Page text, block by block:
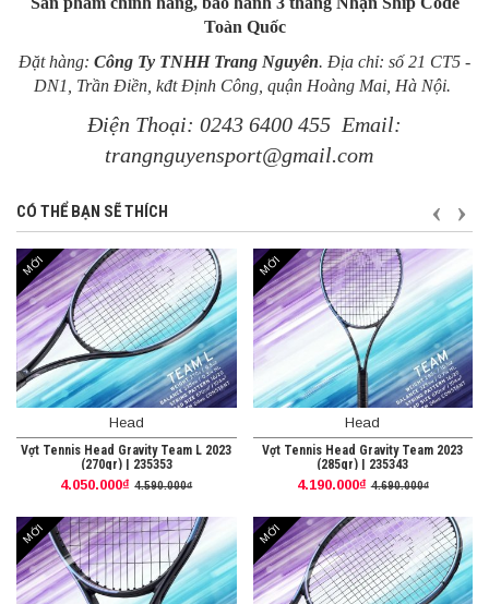
Toàn Quốc
Đặt hàng: Công Ty TNHH Trang Nguyên. Địa chỉ: số 21 CT5 -
DN1, Trần Điền, kđt Định Công, quận Hoàng Mai, Hà Nội.
Điện Thoại: 0243 6400 455 Email:
trangnguyensport@gmail.com
CÓ THỂ BẠN SẼ THÍCH
MỚI
Head
Vợt Tennis Head Gravity Team L 2023
(270gr) | 235353
4.050.000₫ 4.590.000₫
MỚI
Head
Vợt Tennis Head Gravity Team 2023
(285gr) | 235343
4.190.000₫ 4.690.000₫
MỚI MỚI